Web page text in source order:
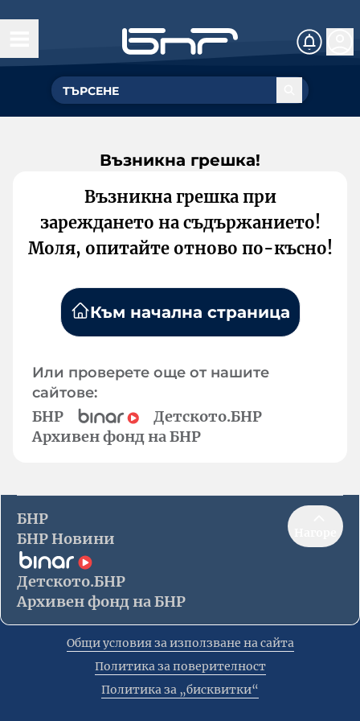
Възникна грешка!
Възникна грешка при
зареждането на съдържанието!
Моля, опитайте отново по-късно!
Към начална страница
Или проверете още от нашите
сайтове:
БНР
Детското.БНР
Архивен фонд на БНР
БНР
БНР Новини
Детското.БНР
Архивен фонд на БНР
Общи условия за използване на сайта
Политика за поверителност
Политика за „бисквитки“